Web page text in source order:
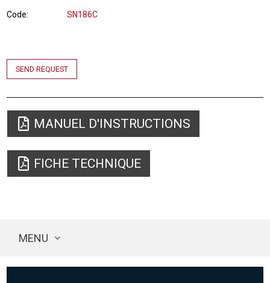
Code SN186C
SEND REQUEST
MANUEL D'INSTRUCTIONS
FICHE TECHNIQUE
MENU